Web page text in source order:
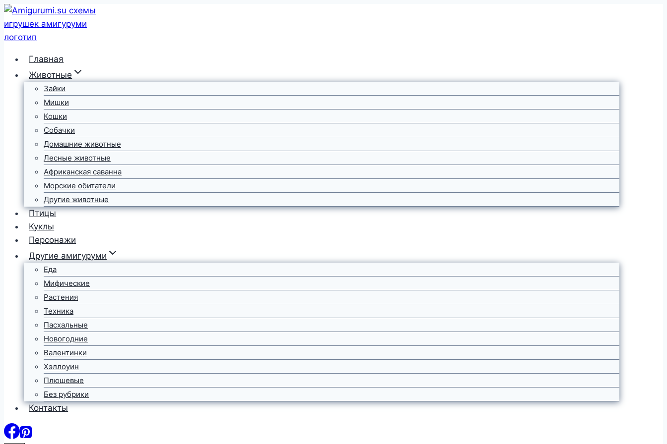
Перейти
к
содержимому
Главная
Животные
Зайки
Мишки
Кошки
Собачки
Домашние животные
Лесные животные
Африканская саванна
Морские обитатели
Другие животные
Птицы
Куклы
Персонажи
Другие амигуруми
Еда
Мифические
Растения
Техника
Пасхальные
Новогодние
Валентинки
Хэллоуин
Плюшевые
Без рубрики
Контакты